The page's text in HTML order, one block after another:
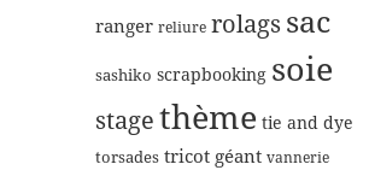
ranger reliure rolags sac
sashiko scrapbooking soie
stagethème tie and dye
torsades tricot géant vannerie